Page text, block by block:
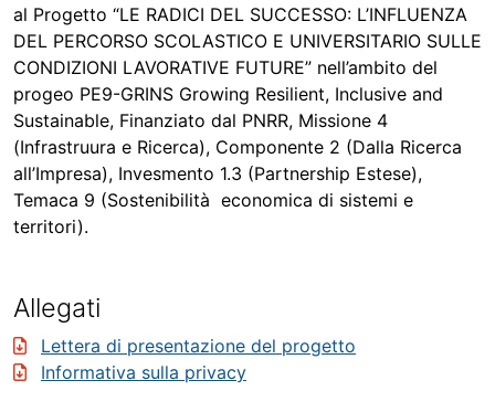
al Progetto “LE RADICI DEL SUCCESSO: L’INFLUENZA
DEL PERCORSO SCOLASTICO E UNIVERSITARIO SULLE
CONDIZIONI LAVORATIVE FUTURE” nell’ambito del
progeo PE9-GRINS Growing Resilient, Inclusive and
Sustainable, Finanziato dal PNRR, Missione 4
(Infrastruura e Ricerca), Componente 2 (Dalla Ricerca
all’Impresa), Invesmento 1.3 (Partnership Estese),
Temaca 9 (Sostenibilità economica di sistemi e
territori).
Allegati
Lettera di presentazione del progetto
Informativa sulla privacy